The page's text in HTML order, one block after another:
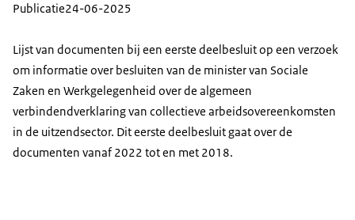
Publicatie24-06-2025
Lijst van documenten bij een eerste deelbesluit op een verzoek
om informatie over besluiten van de minister van Sociale
Zaken en Werkgelegenheid over de algemeen
verbindendverklaring van collectieve arbeidsovereenkomsten
in de uitzendsector. Dit eerste deelbesluit gaat over de
documenten vanaf 2022 tot en met 2018.